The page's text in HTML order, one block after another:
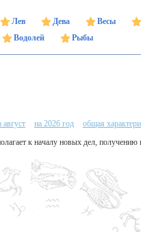
Лев Дева Весы
Водолей
Рыбы
август на 2026 год
общая
к началу новых дел,